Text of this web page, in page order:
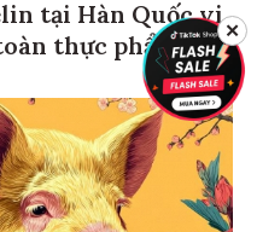
tại Hàn Quốc vi
thực phẩm
✕